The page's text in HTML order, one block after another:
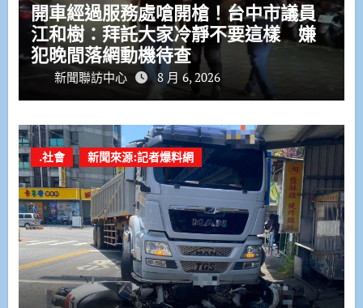
開車經過服務處嗆開槍！台中市議員
江和樹：拜託大家冷靜不要這樣 嫌
犯晚間落網動機待查
新聞聯訪中心 8 月 6, 2026
.社會 新聞來源:記者爆料網